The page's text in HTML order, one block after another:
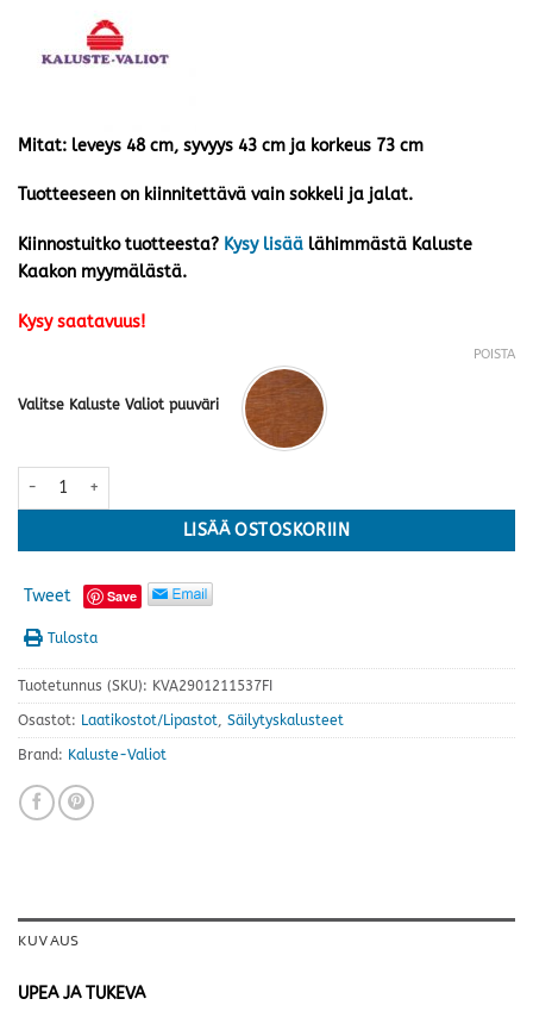
Mitat: leveys 48 cm, syvyys 43 cm ja korkeus 73 cm
Tuotteeseen on kiinnitettävä vain sokkeli ja jalat.
Kiinnostuitko tuotteesta? Kysy lisää lähimmästä Kaluste
Kaakon myymälästä.
Kysy saatavuus!
Valitse Kaluste Valiot puuväri
POISTA
Casablanca lipasto kapea 3-laatikolla, petsattu kirsikka määrä
LISÄÄ OSTOSKORIIN
Tweet Save
Tulosta
Tuotetunnus (SKU): KVA2901211537FI
Osastot: Laatikostot/Lipastot Säilytyskalusteet
Brand: Kaluste-Valiot
KUVAUS
UPEA JA TUKEVA